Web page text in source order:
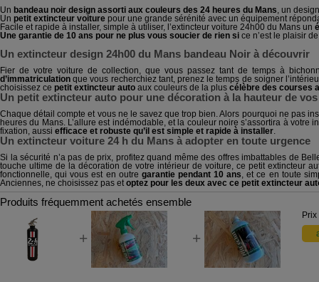
Un bandeau noir design assorti aux couleurs des 24 heures du Mans, un
Un petit extincteur voiture pour une grande sérénité avec un équipement
Facile et rapide à installer, simple à utiliser, l’extincteur voiture 24h00 du Mans un
Une garantie de 10 ans pour ne plus vous soucier de rien si ce n’est le plaisir
Un extincteur design 24h00 du Mans bandeau Noir à découvrir
Fier de votre voiture de collection, que vous passez tant de temps à
d’immatriculation que vous recherchiez tant, prenez le temps de soigner
choisissez ce petit extincteur auto aux couleurs de la plus célèbre des courses
Un petit extincteur auto pour une décoration à la hauteur de
Chaque détail compte et vous ne le savez que trop bien. Alors pourquoi ne pas
heures du Mans. L’allure est indémodable, et la couleur noire s’assortira à
fixation, aussi efficace et robuste qu’il est simple et rapide à installer.
Un extincteur voiture 24 h du Mans à adopter en toute urgence
Si la sécurité n’a pas de prix, profitez quand même des offres imbattables de
touche ultime de la décoration de votre intérieur de voiture, ce petit extincteur
fonctionnelle, qui vous est en outre garantie pendant 10 ans, et ce en toute
Anciennes, ne choisissez pas etoptez pour les deux avec ce petit extincteur
Produits fréquemment achetés ensemble
+ +